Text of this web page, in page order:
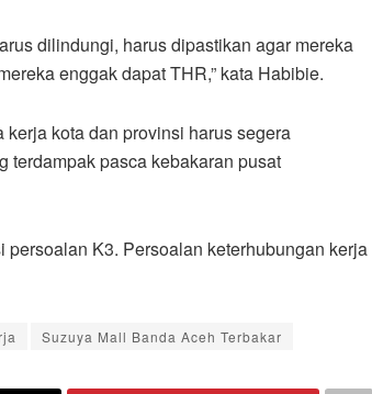
dilindungi, harus dipastikan agar mereka
enggak dapat THR,” kata Habibie.
kota dan provinsi harus segera
terdampak pasca kebakaran pusat
K3. Persoalan keterhubungan kerja
Suzuya Mall Banda Aceh Terbakar